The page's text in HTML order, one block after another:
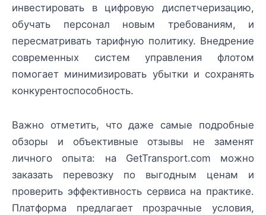
инвестировать в цифровую диспетчеризацию,
обучать персонал новым требованиям, и
пересматривать тарифную политику. Внедрение
современных систем управления флотом
помогает минимизировать убытки и сохранять
конкурентоспособность.
Важно отметить, что даже самые подробные
обзоры и объективные отзывы не заменят
личного опыта: на GetTransport.com можно
заказать перевозку по выгодным ценам и
проверить эффективность сервиса на практике.
Платформа предлагает прозрачные условия,